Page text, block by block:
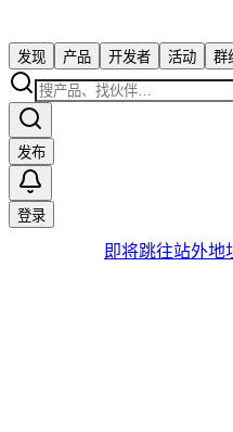
发现 产品 开发者 活动 群
发布
登录
即将跳往站外地